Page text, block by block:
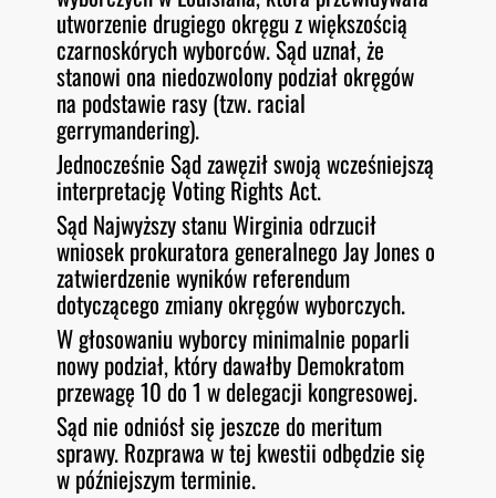
utworzenie drugiego okręgu z większością
czarnoskórych wyborców. Sąd uznał, że
stanowi ona niedozwolony podział okręgów
na podstawie rasy (tzw. racial
gerrymandering).
Jednocześnie Sąd zawęził swoją wcześniejszą
interpretację Voting Rights Act.
Sąd Najwyższy stanu Wirginia odrzucił
wniosek prokuratora generalnego Jay Jones o
zatwierdzenie wyników referendum
dotyczącego zmiany okręgów wyborczych.
W głosowaniu wyborcy minimalnie poparli
nowy podział, który dawałby Demokratom
przewagę 10 do 1 w delegacji kongresowej.
Sąd nie odniósł się jeszcze do meritum
sprawy. Rozprawa w tej kwestii odbędzie się
w późniejszym terminie.